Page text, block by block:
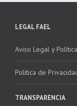
LEGAL FAEL
Aviso Legal y
Política de
TRANSPARENCIA